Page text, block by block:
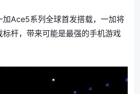
加Ace5系列全球首发搭载，一加将
杆，带来可能是最强的手机游戏